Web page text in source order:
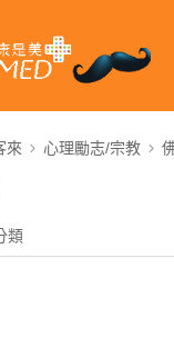
來 心理勵志/宗教
類